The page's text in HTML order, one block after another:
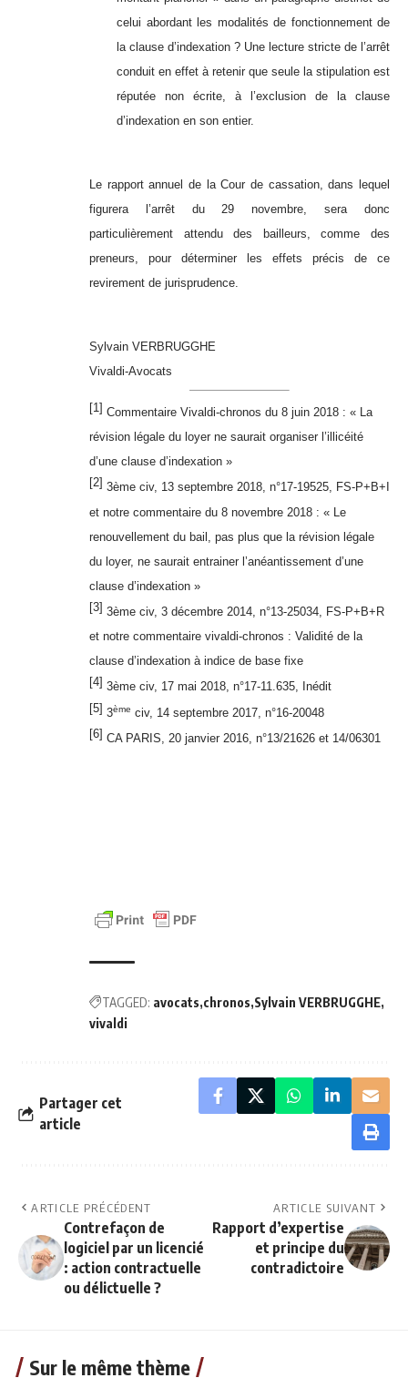
celui abordant les modalités de fonctionnement de
la clause d’indexation ? Une lecture stricte de l’arrêt
conduit en effet à retenir que seule la stipulation est
réputée non écrite, à l’exclusion de la clause
d’indexation en son entier.
Le rapport annuel de la Cour de cassation, dans lequel
figurera l’arrêt du 29 novembre, sera donc
particulièrement attendu des bailleurs, comme des
preneurs, pour déterminer les effets précis de ce
revirement de jurisprudence.
Sylvain VERBRUGGHE
Vivaldi-Avocats
[1] Commentaire Vivaldi-chronos du 8 juin 2018 : « La
révision légale du loyer ne saurait organiser l’illicéité
d’une clause d’indexation »
[2] 3ème civ, 13 septembre 2018, n°17-19525, FS-P+B+I
et notre commentaire du 8 novembre 2018 : « Le
renouvellement du bail, pas plus que la révision légale
du loyer, ne saurait entrainer l’anéantissement d’une
clause d’indexation »
[3] 3ème civ, 3 décembre 2014, n°13-25034, FS-P+B+R
et notre commentaire vivaldi-chronos : Validité de la
clause d’indexation à indice de base fixe
[4] 3ème civ, 17 mai 2018, n°17-11.635, Inédit
[5] 3ème civ, 14 septembre 2017, n°16-20048
[6] CA PARIS, 20 janvier 2016, n°13/21626 et 14/06301
TAGGED: avocats chronos Sylvain VERBRUGGHE
vivaldi
Partager cet
article
ARTICLE PRÉCÉDENT
Contrefaçon de
logiciel par un licencié
: action contractuelle
ou délictuelle ?
ARTICLE SUIVANT
Rapport d’expertise
et principe du
contradictoire
Sur le même thème